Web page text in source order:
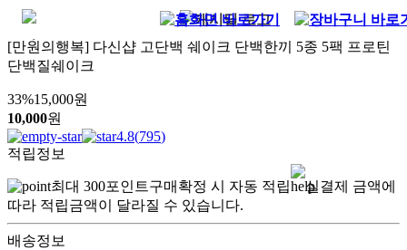
[만원의행복] 다신샵 고단백 쉐이크 단백한끼 5종 5팩 프로틴
단백질쉐이크
33%15,000원
10,000원
4.8(795)
적립정보
최대 300포인트구매확정 시 자동 적립
실결제 금액에
따라 적립금액이 달라질 수 있습니다.
배송정보